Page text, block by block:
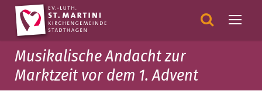
Musikalische Andacht zur
Marktzeit vor dem 1. Advent